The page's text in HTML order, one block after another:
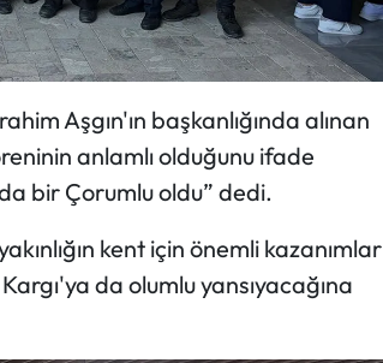
Aşgın'ın başkanlığında alınan
anlamlı olduğunu ifade
bir Çorumlu oldu” dedi.
kent için önemli kazanımlar
da olumlu yansıyacağına